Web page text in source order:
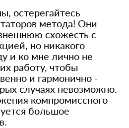
остерегайтесь
метода! Они
схожесть с
но никакого
и ко мне лично не
работу, чтобы
и гармонично -
случаях невозможно.
компромиссного
большое